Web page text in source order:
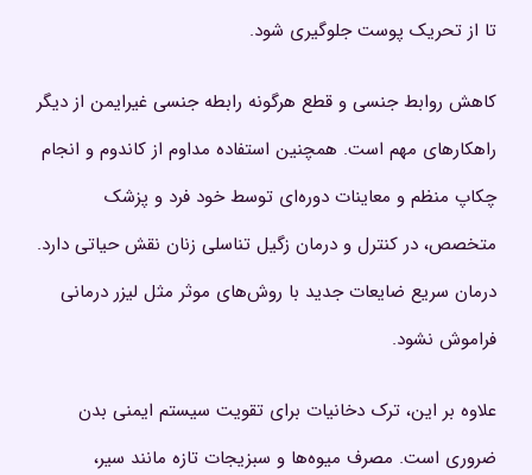
تا از تحریک پوست جلوگیری شود.
کاهش روابط جنسی و قطع هرگونه رابطه جنسی غیرایمن از دیگر
راهکارهای مهم است. همچنین استفاده مداوم از کاندوم و انجام
چکاپ منظم و معاینات دوره‌ای توسط خود فرد و پزشک
متخصص، در کنترل و درمان زگیل تناسلی زنان نقش حیاتی دارد.
درمان سریع ضایعات جدید با روش‌های موثر مثل لیزر درمانی
فراموش نشود.
علاوه بر این، ترک دخانیات برای تقویت سیستم ایمنی بدن
ضروری است. مصرف میوه‌ها و سبزیجات تازه مانند سیر،